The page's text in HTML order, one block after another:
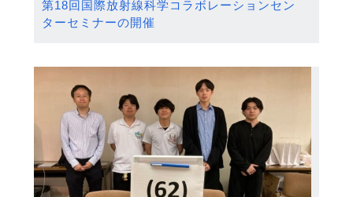
第18回国際放射線科学コラボレーションセン
ターセミナーの開催